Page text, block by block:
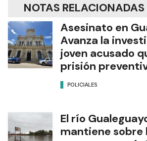
NOTAS RELACIONADAS
Asesinato en
Avanza la
joven acusado
prisión
POLICIALES
El río
mantiene sobre